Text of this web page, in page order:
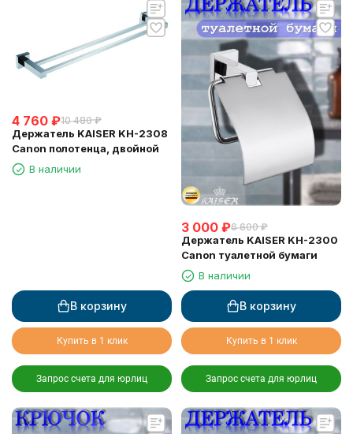
4 760 ₽10 480 ₽
Держатель KAISER KH-2308
Canon полотенца, двойной
В наличии
В корзину
Купить в 1 клик
Запрос счета для юрлиц
3 000 ₽6 600 ₽
Держатель KAISER KH-2300
Canon туалетной бумаги
В наличии
В корзину
Купить в 1 клик
Запрос счета для юрлиц